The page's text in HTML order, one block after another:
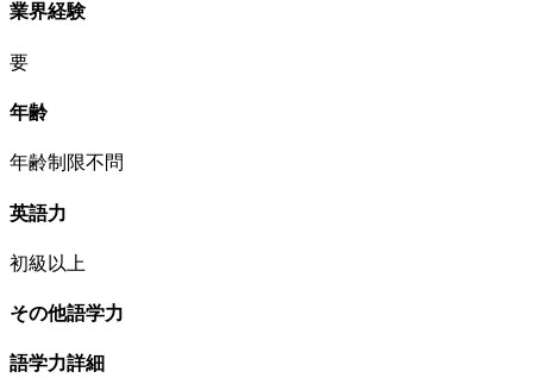
業界経験
要
年齢
年齢制限不問
英語力
初級以上
その他語学力
語学力詳細